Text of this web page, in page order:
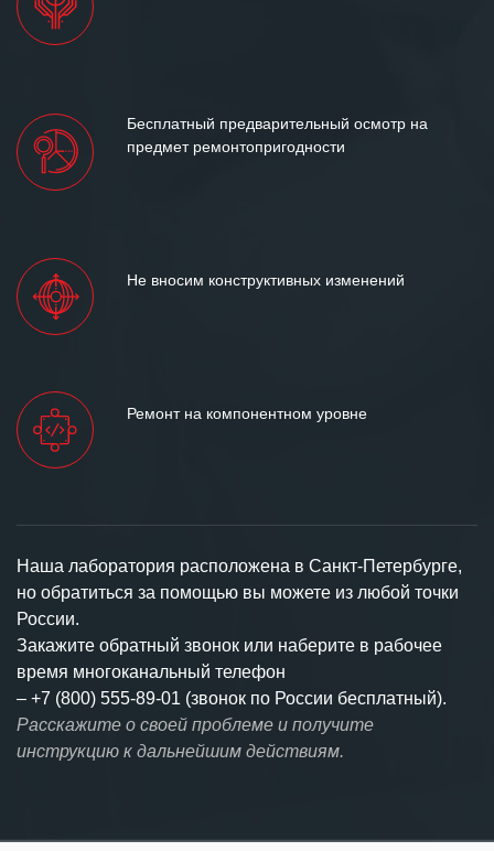
Бесплатный предварительный осмотр на
предмет ремонтопригодности
Не вносим конструктивных изменений
Ремонт на компонентном уровне
Наша лаборатория расположена в Санкт-Петербурге,
но обратиться за помощью вы можете из любой точки
России.
Закажите обратный звонок или наберите в рабочее
время многоканальный телефон
– +7 (800) 555-89-01 (звонок по России бесплатный).
Расскажите о своей проблеме и получите
инструкцию к дальнейшим действиям.